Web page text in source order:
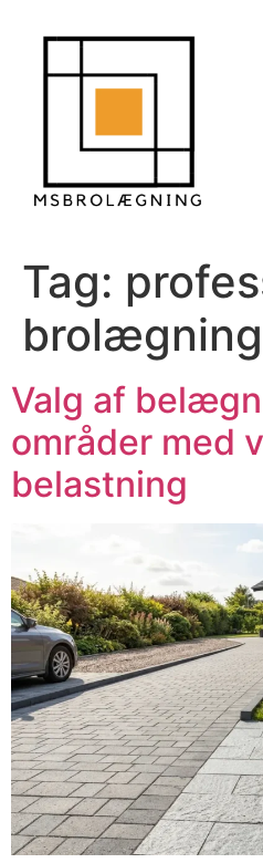
Tag:
brolægning
Valg af
områder med
belastning